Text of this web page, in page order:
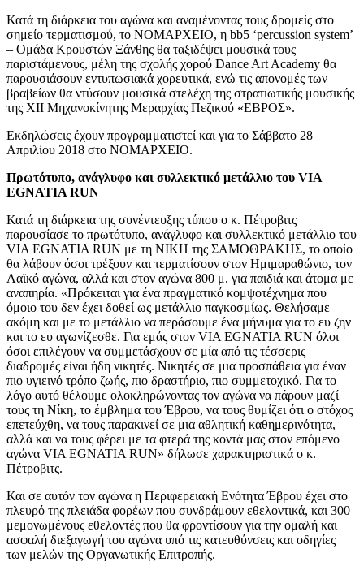
Κατά τη διάρκεια του αγώνα και αναμένοντας τους δρομείς στο
σημείο τερματισμού, το ΝΟΜΑΡΧΕΙΟ, η bb5 ‘percussion system’
– Ομάδα Κρουστών Ξάνθης θα ταξιδέψει μουσικά τους
παριστάμενους, μέλη της σχολής χορού Dance Art Academy θα
παρουσιάσουν εντυπωσιακά χορευτικά, ενώ τις απονομές των
βραβείων θα ντύσουν μουσικά στελέχη της στρατιωτικής μουσικής
της XII Μηχανοκίνητης Μεραρχίας Πεζικού «ΕΒΡΟΣ».
Εκδηλώσεις έχουν προγραμματιστεί και για το Σάββατο 28
Απριλίου 2018 στο ΝΟΜΑΡΧΕΙΟ.
Πρωτότυπο, ανάγλυφο και συλλεκτικό μετάλλιο του VIA
EGNATIA RUN
Κατά τη διάρκεια της συνέντευξης τύπου ο κ. Πέτροβιτς
παρουσίασε το πρωτότυπο, ανάγλυφο και συλλεκτικό μετάλλιο του
VIA EGNATIA RUN με τη ΝΙΚΗ της ΣΑΜΟΘΡΑΚΗΣ, το οποίο
θα λάβουν όσοι τρέξουν και τερματίσουν στον Ημιμαραθώνιο, τον
Λαϊκό αγώνα, αλλά και στον αγώνα 800 μ. για παιδιά και άτομα με
αναπηρία. «Πρόκειται για ένα πραγματικό κομψοτέχνημα που
όμοιο του δεν έχει δοθεί ως μετάλλιο παγκοσμίως. Θελήσαμε
ακόμη και με το μετάλλιο να περάσουμε ένα μήνυμα για το ευ ζην
και το ευ αγωνίζεσθε. Για εμάς στον VIA EGNATIA RUN όλοι
όσοι επιλέγουν να συμμετάσχουν σε μία από τις τέσσερις
διαδρομές είναι ήδη νικητές. Νικητές σε μια προσπάθεια για έναν
πιο υγιεινό τρόπο ζωής, πιο δραστήριο, πιο συμμετοχικό. Για το
λόγο αυτό θέλουμε ολοκληρώνοντας τον αγώνα να πάρουν μαζί
τους τη Νίκη, το έμβλημα του Έβρου, να τους θυμίζει ότι ο στόχος
επετεύχθη, να τους παρακινεί σε μια αθλητική καθημερινότητα,
αλλά και να τους φέρει με τα φτερά της κοντά μας στον επόμενο
αγώνα VIA EGNATIA RUN» δήλωσε χαρακτηριστικά ο κ.
Πέτροβιτς.
Και σε αυτόν τον αγώνα η Περιφερειακή Ενότητα Έβρου έχει στο
πλευρό της πλειάδα φορέων που συνδράμουν εθελοντικά, και 300
μεμονωμένους εθελοντές που θα φροντίσουν για την ομαλή και
ασφαλή διεξαγωγή του αγώνα υπό τις κατευθύνσεις και οδηγίες
των μελών της Οργανωτικής Επιτροπής.